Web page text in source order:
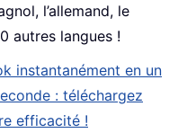
l’allemand, le
autres langues !
instantanément en un
: téléchargez
efficacité !